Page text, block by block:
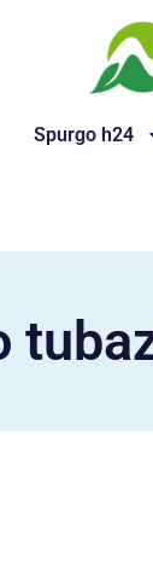
Spurgo h24